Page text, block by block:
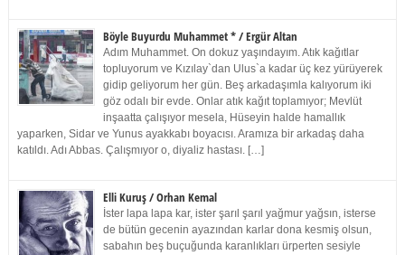
Böyle Buyurdu Muhammet * / Ergür Altan
Adım Muhammet. On dokuz yaşındayım. Atık kağıtlar
topluyorum ve Kızılay`dan Ulus`a kadar üç kez yürüyerek
gidip geliyorum her gün. Beş arkadaşımla kalıyorum iki
göz odalı bir evde. Onlar atık kağıt toplamıyor; Mevlüt
inşaatta çalışıyor mesela, Hüseyin halde hamallık
yaparken, Sidar ve Yunus ayakkabı boyacısı. Aramıza bir arkadaş daha
katıldı. Adı Abbas. Çalışmıyor o, diyaliz hastası. […]
Elli Kuruş / Orhan Kemal
İster lapa lapa kar, ister şarıl şarıl yağmur yağsın, isterse
de bütün gecenin ayazından karlar dona kesmiş olsun,
sabahın beş buçuğunda karanlıkları ürperten sesiyle